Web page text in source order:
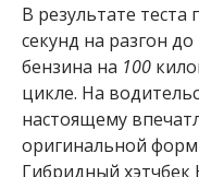
В результате теста
секунд на разгон
бензина на 100
цикле. На
настоящему
оригинальной
Гибридный хэтчбек